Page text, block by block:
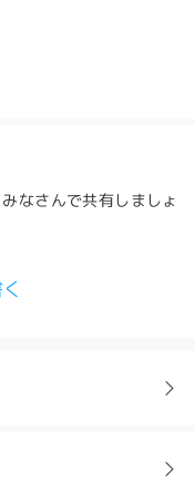
なさんで共有しましょ
下からお問い合わせく